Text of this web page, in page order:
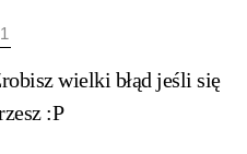
wielki błąd jeśli się
:P